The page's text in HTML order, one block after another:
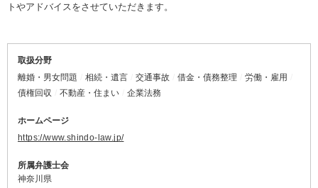
トやアドバイスをさせていただきます。
取扱分野
離婚・男女問題
相続・遺言 交通事故 借金・債務整理
労働・雇用
債権回収
不動産・住まい 企業法務
ホームページ
https://www.shindo-law.jp/
所属弁護士会
神奈川県